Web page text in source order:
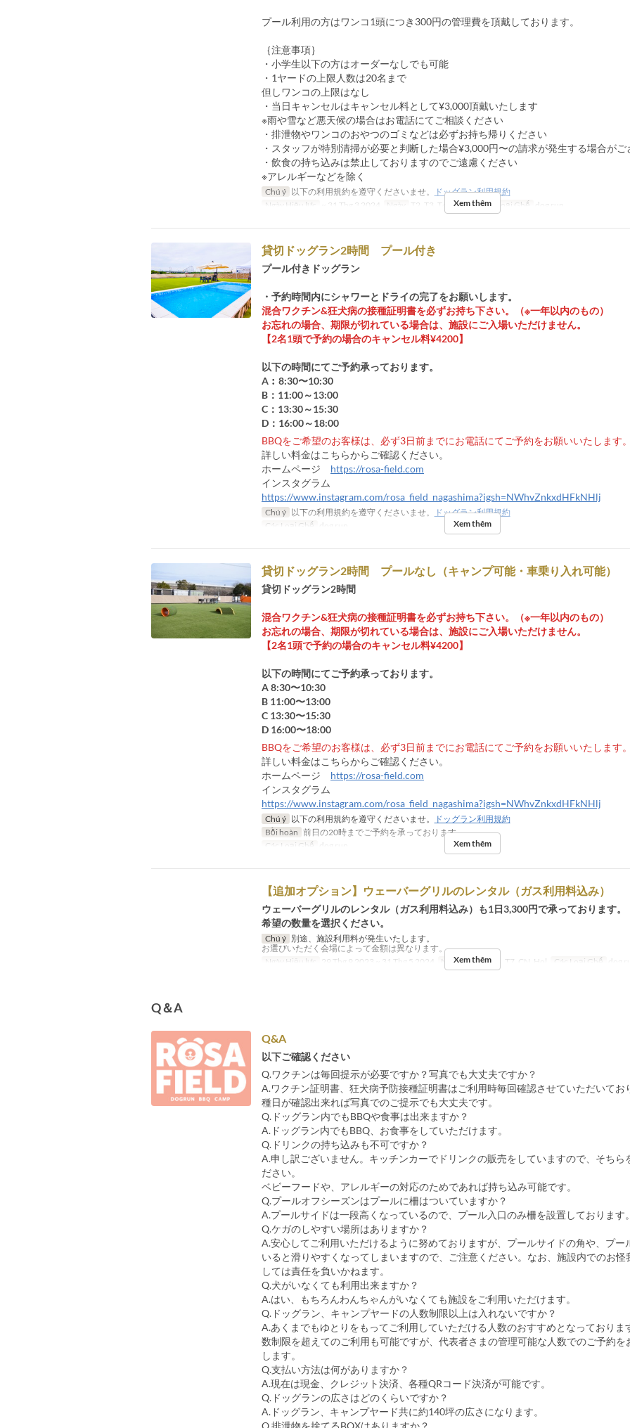
プール利用の方はワンコ1頭につき300円の管理費を頂戴しております。
｛注意事項｝
・小学生以下の方はオーダーなしでも可能
・1ヤードの上限人数は20名まで
但しワンコの上限はなし
・当日キャンセルはキャンセル料として¥3,000頂戴いたします
※雨や雪など悪天候の場合はお電話にてご相談ください
・排泄物やワンコのおやつのゴミなどは必ずお持ち帰りください
・スタッフが特別清掃が必要と判断した場合¥3,000円〜の請求が発生する場合がご
・飲食の持ち込みは禁止しておりますのでご遠慮ください
※アレルギーなどを除く
Chú ý 以下の利用規約を遵守くださいませ。
ドッグラン利用規約
Ngày Hiệu lực
~ 31 Thg 3 2024 Ngày T2, T3, T4, T5, T6 Các Loại Ghế dog run
Xem thêm
貸切ドッグラン2時間 プール付き
プール付きドッグラン
・予約時間内にシャワーとドライの完了をお願いします。
混合ワクチン&狂犬病の接種証明書を必ずお持ち下さい。（※一年以内のもの）
お忘れの場合、期限が切れている場合は、施設にご入場いただけません。
【2名1頭で予約の場合のキャンセル料¥4200】
以下の時間にてご予約承っております。
A︰8:30〜10:30
B：11:00～13:00
C：13:30～15:30
D：16:00～18:00
BBQをご希望のお客様は、必ず3日前までにお電話にてご予約をお願いいたします
詳しい料金はこちらからご確認ください。
ホームページ https://rosa-field.com
インスタグラム
https://www.instagram.com/rosa_field_nagashima?igsh=NWhvZnkxdHFkNHlj
Chú ý 以下の利用規約を遵守くださいませ。
ドッグラン利用規約
Các Loại Ghế
dog run Xem thêm
貸切ドッグラン2時間 プールなし（キャンプ可能・車乗り入れ可能）
貸切ドッグラン2時間
混合ワクチン&狂犬病の接種証明書を必ずお持ち下さい。（※一年以内のもの）
お忘れの場合、期限が切れている場合は、施設にご入場いただけません。
【2名1頭で予約の場合のキャンセル料¥4200】
以下の時間にてご予約承っております。
A 8:30〜10:30
B 11:00〜13:00
C 13:30〜15:30
D 16:00〜18:00
BBQをご希望のお客様は、必ず3日前までにお電話にてご予約をお願いいたします
詳しい料金はこちらからご確認ください。
ホームページ https://rosa-field.com
インスタグラム
https://www.instagram.com/rosa_field_nagashima?igsh=NWhvZnkxdHFkNHlj
Chú ý 以下の利用規約を遵守くださいませ。
ドッグラン利用規約
Bồi hoàn 前日の20時までご予約を承っております。
Các Loại Ghế
dog run Xem thêm
【追加オプション】ウェーバーグリルのレンタル（ガス利用料込み）
ウェーバーグリルのレンタル（ガス利用料込み）も1日3,300円で承っております。
希望の数量を選択ください。
Chú ý 別途、施設利用料が発生いたします。
お選びいただく会場によって金額は異なります。
Ngày Hiệu lực
29 Thg 9 2023 ~ 31 Thg 5 2024 Ngày T4, T5, T6, T7, CN, Hol Các Loại Ghế dog
Xem thêm
Q＆A
Q&A
以下ご確認ください
Q.ワクチンは毎回提示が必要ですか？写真でも大丈夫ですか？
A.ワクチン証明書、狂犬病予防接種証明書はご利用時毎回確認させていただいてお
種日が確認出来れば写真でのご提示でも大丈夫です。
Q.ドッグラン内でもBBQや食事は出来ますか？
A.ドッグラン内でもBBQ、お食事をしていただけます。
Q.ドリンクの持ち込みも不可ですか？
A.申し訳ございません。キッチンカーでドリンクの販売をしていますので、そちら
ださい。
ベビーフードや、アレルギーの対応のためであれば持ち込み可能です。
Q.プールオフシーズンはプールに柵はついていますか？
A.プールサイドは一段高くなっているので、プール入口のみ柵を設置しております
Q.ケガのしやすい場所はありますか？
A.安心してご利用いただけるように努めておりますが、プールサイドの角や、プー
いると滑りやすくなってしまいますので、ご注意ください。なお、施設内でのお怪
しては責任を負いかねます。
Q.犬がいなくても利用出来ますか？
A.はい、もちろんわんちゃんがいなくても施設をご利用いただけます。
Q.ドッグラン、キャンプヤードの人数制限以上は入れないですか？
A.あくまでもゆとりをもってご利用していただける人数のおすすめとなっておりま
数制限を超えてのご利用も可能ですが、代表者さまの管理可能な人数でのご予約を
します。
Q.支払い方法は何がありますか？
A.現在は現金、クレジット決済、各種QRコード決済が可能です。
Q.ドッグランの広さはどのくらいですか？
A.ドッグラン、キャンプヤード共に約140坪の広さになります。
Q.排泄物を捨てるBOXはありますか？